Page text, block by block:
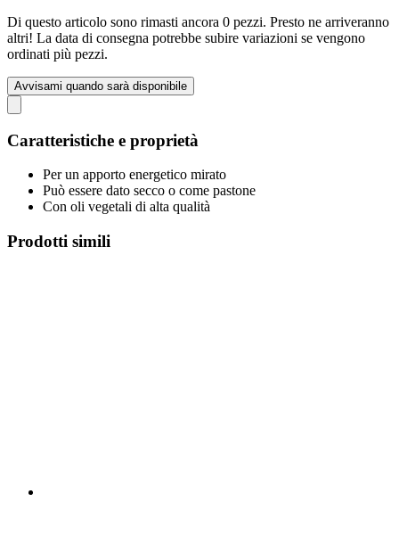
Di questo articolo sono rimasti ancora 0 pezzi. Presto ne arriveranno
altri! La data di consegna potrebbe subire variazioni se vengono
ordinati più pezzi.
Avvisami quando sarà disponibile
Caratteristiche e proprietà
Per un apporto energetico mirato
Può essere dato secco o come pastone
Con oli vegetali di alta qualità
Prodotti simili